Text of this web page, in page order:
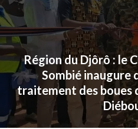
Région du Djôrô : le
Sombié inaugure
traitement des boues